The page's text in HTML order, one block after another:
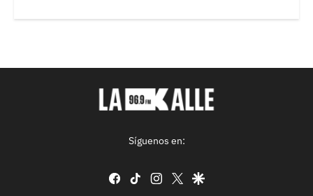
Síguenos en:
facebook
tiktok instagram
twittergoogle